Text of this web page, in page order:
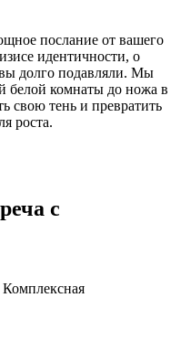
послание от вашего
идентичности, о
вы долго подавляли. Мы
белой комнаты до ножа в
свою тень и превратить
роста.
с
Комплексная